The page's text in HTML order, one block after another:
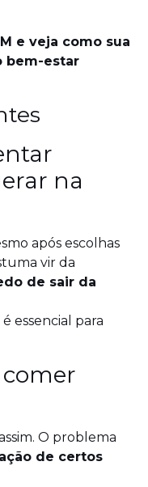
e veja como sua
bem-estar
na
após escolhas
vir da
de sair da
essencial para
O problema
de certos